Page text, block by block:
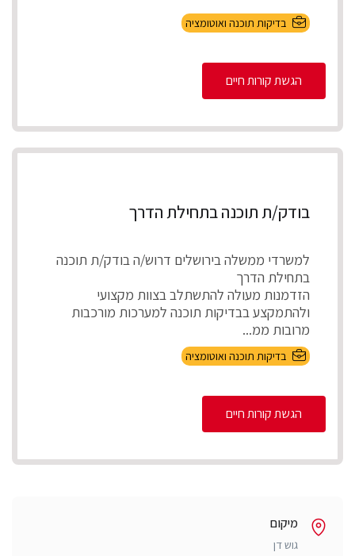
בדיקות תוכנה ואוטומציה
הגשת קורות חיים
בודק/ת תוכנה בתחילת הדרך
למשרדי ממשלה בירושלים דרוש/ה בודק/ת תוכנה
בתחילת הדרך
הזדמנות מעולה להתשתלב בצוות מקצועי
ולהתמקצע בבדיקות תוכנה למערכות מורכבות
מרובות ממ...
בדיקות תוכנה ואוטומציה
הגשת קורות חיים
מיקום
גוש דן